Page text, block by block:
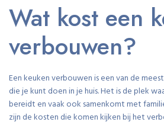
Wat kost een
verbouwen?
Een keuken verbouwen is een van de
die je kunt doen in je huis. Het is de plek
bereidt en vaak ook samenkomt met
zijn de kosten die komen kijken bij het